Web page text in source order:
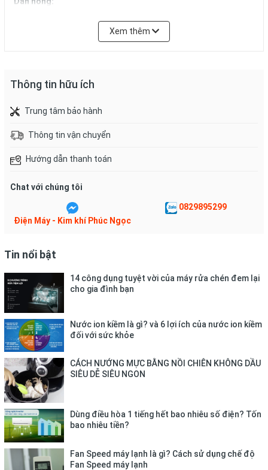
- Kiểu dáng hình hộp chữ nhật với phần vỏ máy bằng
, cho khả năng chống chịu tốt với môi trường bên ngoài
giúp tăng cường quá trình trao đổi nhiệt giữa dàn nóng và dàn
nguyên chất, có độ bền cao và cho khả năng truyền nhiệt
*Hình ảnh chỉ mang tính chất minh họa
Công nghệ làm lạnh
- Máy lạnh này có thể hoạt động đến
khả năng làm mát cho căn phòng có diện tích
- Chế độ làm lạnh nhanh Turbo: Khi được kích hoạt, căn phòng
có thể được hạ nhiệt độ nhanh chóng khoảng
phút , giúp người dùng cảm thấy mát lạnh gần như ngay lập tức.
Xem thêm
Thông tin hữu ích
Trung tâm bảo hành
Thông tin vận chuyển
Hướng dẫn thanh toán
Chat với chúng tôi
Điện Máy - Kim khí Phúc Ngọc
0829895299
Tin nổi bật
14 công dụng tuyệt vời của máy rửa chén đem lại
cho gia đình bạn
Nước ion kiềm là gì? và 6 lợi ích của nước ion kiềm
đối với sức khỏe
CÁCH NƯỚNG MỰC BẰNG NỒI CHIÊN KHÔNG DẦU
SIÊU DỄ SIÊU NGON
Dùng điều hòa 1 tiếng hết bao nhiêu số điện? Tốn
bao nhiêu tiền?
Fan Speed máy lạnh là gì? Cách sử dụng chế độ
Fan Speed máy lạnh